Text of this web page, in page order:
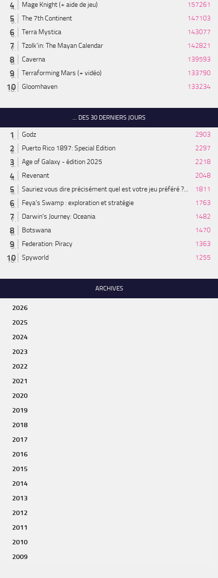
Mage Knight (+ aide de jeu)
157261
The 7th Continent
147103
Terra Mystica
143077
Tzolk'in: The Mayan Calendar
142821
Caverna
139593
Terraforming Mars (+ vidéo)
133790
Gloomhaven
133234
... DES 30 DERNIERS JOURS
Godz
2903
Puerto Rico 1897: Special Edition
2297
Age of Galaxy - édition 2025
2218
Revenant
2048
Sauriez vous dire précisément quel est votre jeu préféré ?...
1811
Feya’s Swamp : exploration et stratégie
1763
Darwin's Journey: Oceania
1482
Botswana
1470
Federation: Piracy
1363
Spyworld
1255
ARCHIVES
2026
2025
2024
2023
2022
2021
2020
2019
2018
2017
2016
2015
2014
2013
2012
2011
2010
2009